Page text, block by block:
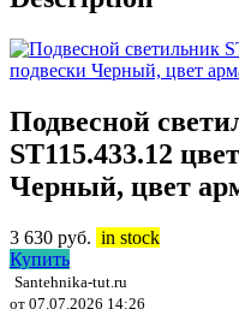
Подвесной
ST115.433.12
Черный, цвет
3 630 руб. in stock
Купить
Santehnika-tut.ru
от 07.07.2026 14:26